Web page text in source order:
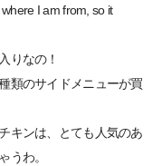
I am from, so it
りなの！
類のサイドメニューが買
キンは、とても人気のあ
うわ。